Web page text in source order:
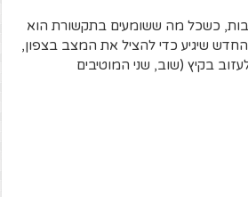
כשכל מה ששומעים בתקשורת הוא
שיגיע כדי להציל את המצב בצפון,
בקיץ (שוב, שני המוטיבים